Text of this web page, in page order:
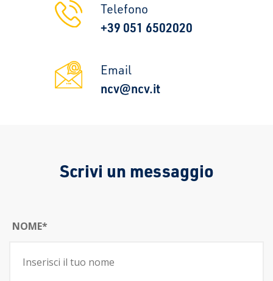
Telefono
+39 051 6502020
Email
ncv@ncv.it
Scrivi un messaggio
NOME*